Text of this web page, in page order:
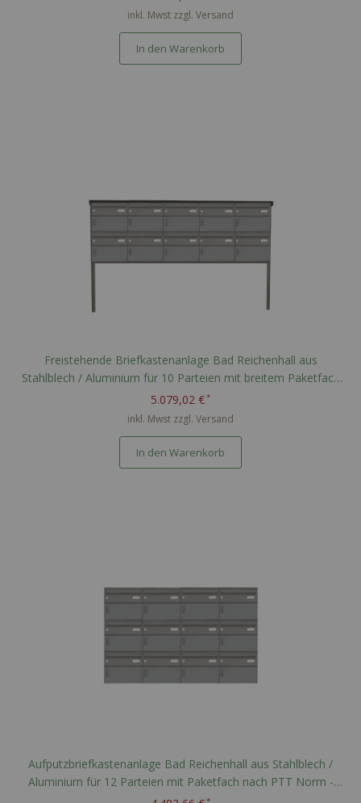
inkl. Mwst zzgl. Versand
In den Warenkorb
Freistehende Briefkastenanlage Bad Reichenhall aus
Stahlblech / Aluminium für 10 Parteien mit breitem Paketfach
nach PTT Norm - RAL nach Wahl
5.079,02 €
inkl. Mwst zzgl. Versand
In den Warenkorb
Aufputzbriefkastenanlage Bad Reichenhall aus Stahlblech /
Aluminium für 12 Parteien mit Paketfach nach PTT Norm -
RAL nach Wahl